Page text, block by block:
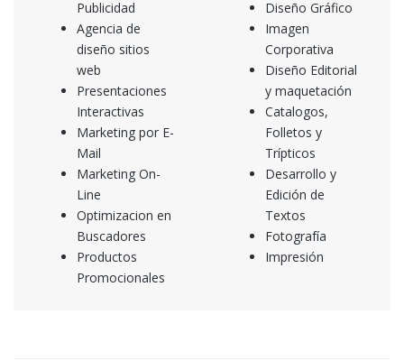
Publicidad
Agencia de
diseño sitios
web
Presentaciones
Interactivas
Marketing por E-
Mail
Marketing On-
Line
Optimizacion en
Buscadores
Productos
Promocionales
Diseño Gráfico
Imagen
Corporativa
Diseño Editorial
y maquetación
Catalogos,
Folletos y
Trípticos
Desarrollo y
Edición de
Textos
Fotografía
Impresión